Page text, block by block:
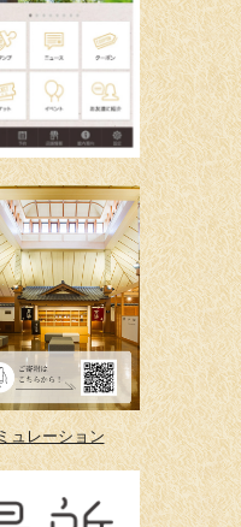
ュレーション